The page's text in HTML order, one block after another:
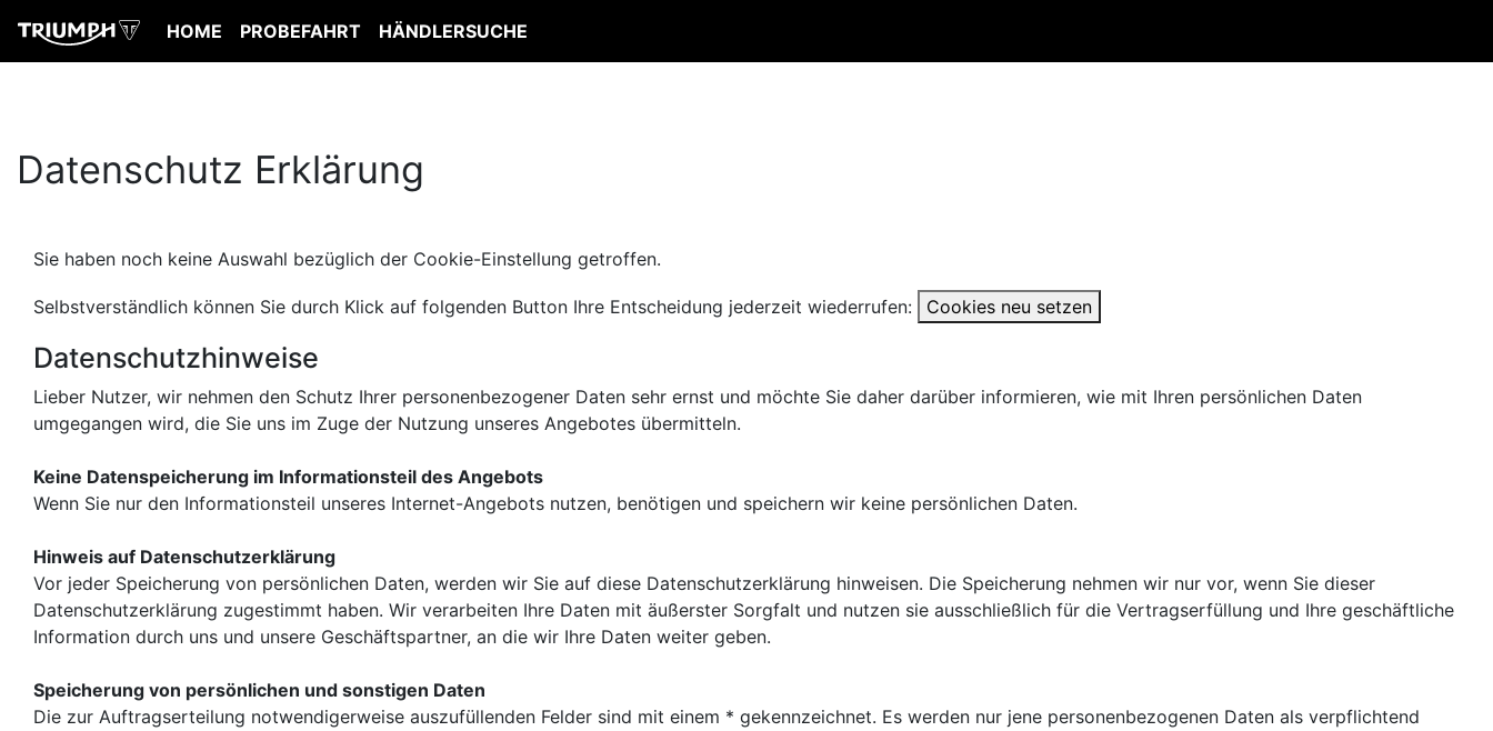
HOME PROBEFAHRT HÄNDLERSUCHE
Datenschutz Erklärung
Sie haben noch keine Auswahl bezüglich der Cookie-Einstellung getroffen.
Selbstverständlich können Sie durch Klick auf folgenden Button Ihre Entscheidung jederzeit wiederrufen: Cookies neu setzen
Datenschutzhinweise
Lieber Nutzer, wir nehmen den Schutz Ihrer personenbezogener Daten sehr ernst und möchte Sie daher darüber informieren, wie mit Ihren persönlichen Daten
umgegangen wird, die Sie uns im Zuge der Nutzung unseres Angebotes übermitteln.
Keine Datenspeicherung im Informationsteil des Angebots
Wenn Sie nur den Informationsteil unseres Internet-Angebots nutzen, benötigen und speichern wir keine persönlichen Daten.
Hinweis auf Datenschutzerklärung
Vor jeder Speicherung von persönlichen Daten, werden wir Sie auf diese Datenschutzerklärung hinweisen. Die Speicherung nehmen wir nur vor, wenn Sie dieser
Datenschutzerklärung zugestimmt haben. Wir verarbeiten Ihre Daten mit äußerster Sorgfalt und nutzen sie ausschließlich für die Vertragserfüllung und Ihre geschäftliche
Information durch uns und unsere Geschäftspartner, an die wir Ihre Daten weiter geben.
Speicherung von persönlichen und sonstigen Daten
Die zur Auftragserteilung notwendigerweise auszufüllenden Felder sind mit einem * gekennzeichnet. Es werden nur jene personenbezogenen Daten als verpflichtend